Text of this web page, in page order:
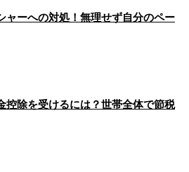
ャーへの対処！無理せず自分のペー
控除を受けるには？世帯全体で節税